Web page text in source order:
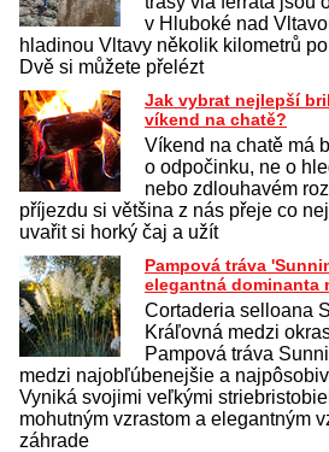
v Hluboké nad
hladinou Vltavy několik kilometrů
Dvě si můžete přelézt
Jak vybrat nejlepší
víkend na chatě?
Víkend na chatě má
o odpočinku, ne o
nebo zdlouhavém
příjezdu si většina z nás přeje co
uvařit si horký čaj a užít
Pampová tráva
elegantná dominanta
Cortaderia selloana
Kráľovná medzi
Pampová tráva
medzi najobľúbenejšie a
Vyniká svojimi veľkými
mohutným vzrastom a elegantným
záhrade